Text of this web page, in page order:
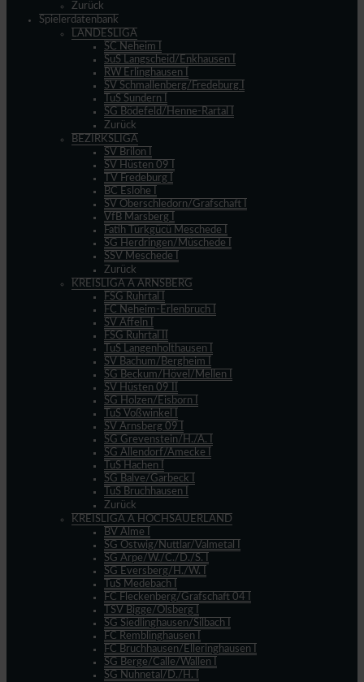
Zurück
Spielerdatenbank
LANDESLIGA
SC Neheim I
SuS Langscheid/Enkhausen I
RW Erlinghausen I
SV Schmallenberg/Fredeburg I
TuS Sundern I
SG Bödefeld/Henne-Rartal I
Zurück
BEZIRKSLIGA
SV Brilon I
SV Hüsten 09 I
TV Fredeburg I
BC Eslohe I
SV Oberschledorn/Grafschaft I
VfB Marsberg I
Fatih Türkgücü Meschede I
SG Herdringen/Müschede I
SSV Meschede I
Zurück
KREISLIGA A ARNSBERG
FSG Ruhrtal I
FC Neheim-Erlenbruch I
SV Affeln I
FSG Ruhrtal II
TuS Langenholthausen I
SV Bachum/Bergheim I
SG Beckum/Hövel/Mellen I
SV Hüsten 09 II
SG Holzen/Eisborn I
TuS Voßwinkel I
SV Arnsberg 09 I
SG Grevenstein/H./A. I
SG Allendorf/Amecke I
TuS Hachen I
SG Balve/Garbeck I
TuS Bruchhausen I
Zurück
KREISLIGA A HOCHSAUERLAND
BV Alme I
SG Ostwig/Nuttlar/Valmetal I
SG Arpe/W./C./D./S. I
SG Eversberg/H./W. I
TuS Medebach I
FC Fleckenberg/Grafschaft 04 I
TSV Bigge/Olsberg I
SG Siedlinghausen/Silbach I
FC Remblinghausen I
FC Bruchhausen/Elleringhausen I
SG Berge/Calle/Wallen I
SG Nuhnetal/D./H. I